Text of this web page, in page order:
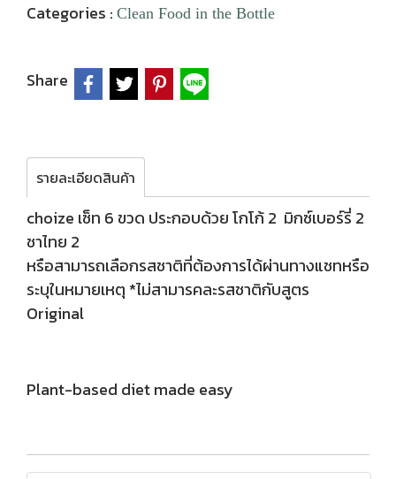
Categories : Clean Food in the Bottle
Share
รายละเอียดสินค้า
choize เซ็ท 6 ขวด ประกอบด้วย โกโก้ 2 มิกซ์เบอร์รี่ 2
ชาไทย 2
หรือสามารถเลือกรสชาติที่ต้องการได้ผ่านทางแชทหรือ
ระบุในหมายเหตุ *ไม่สามารคละรสชาติกับสูตร
Original
Plant-based diet made easy